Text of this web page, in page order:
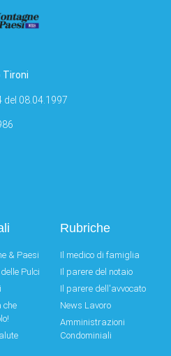
Tironi
del 08.04.1997
& Paesi
Pulci
che
Rubriche
Il medico di famiglia
Il parere del notaio
Il parere dell'avvocato
News Lavoro
Amministrazioni
Condominiali